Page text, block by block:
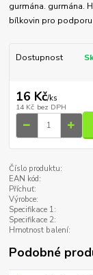
gurmána. gurmána.
bílkovin pro podporu
Dostupnost
16 Kč/ks
14 Kč bez DPH
Číslo produktu:
EAN kód:
Příchuť:
Výrobce:
Specifikace 1:
Specifikace 2:
Hmotnost balení:
Podobné